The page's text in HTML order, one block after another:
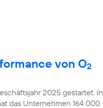
von O2
2025 gestartet. In
das Unternehmen 164.000